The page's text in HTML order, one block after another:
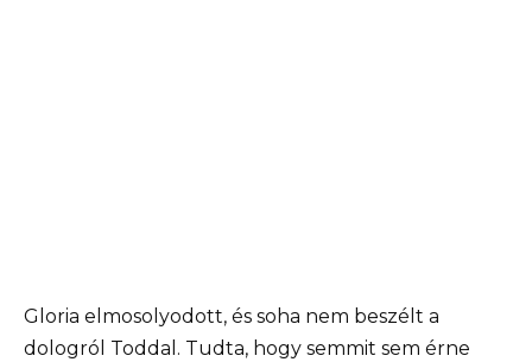
Gloria elmosolyodott, és soha nem beszélt a
dologról Toddal. Tudta, hogy semmit sem érne